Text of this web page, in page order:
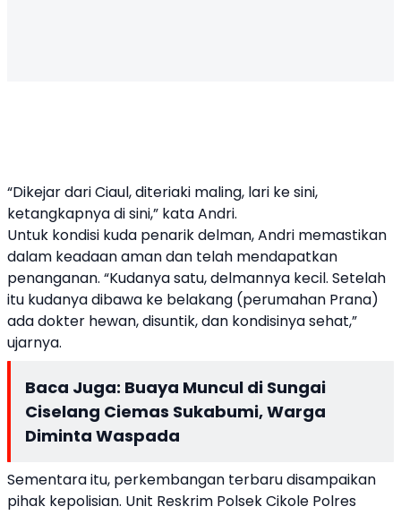
“Dikejar dari Ciaul, diteriaki maling, lari ke sini,
ketangkapnya di sini,” kata Andri.
Untuk kondisi kuda penarik delman, Andri memastikan
dalam keadaan aman dan telah mendapatkan
penanganan. “Kudanya satu, delmannya kecil. Setelah
itu kudanya dibawa ke belakang (perumahan Prana)
ada dokter hewan, disuntik, dan kondisinya sehat,”
ujarnya.
Baca Juga: Buaya Muncul di Sungai
Ciselang Ciemas Sukabumi, Warga
Diminta Waspada
Sementara itu, perkembangan terbaru disampaikan
pihak kepolisian. Unit Reskrim Polsek Cikole Polres